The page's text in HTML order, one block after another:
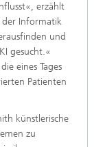
erzählt
der Informatik
und
gesucht.«
eines Tages
Patienten
künstlerische
zu